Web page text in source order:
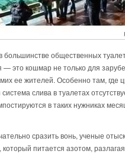
большинстве общественных
— это кошмар не только для
ее жителей. Особенно там, где
слива в туалетах
в таких нужниках
сразить вонь, ученые
питается азотом, разлагая